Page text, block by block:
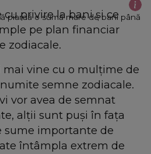
piardă o sumă mare de bani până
cu privire la bani și ce
pe plan financiar
zodiacale.
vine cu o mulțime de
semne zodiacale.
vor avea de semnat
alții sunt puși în fața
sume importante de
întâmpla extrem de